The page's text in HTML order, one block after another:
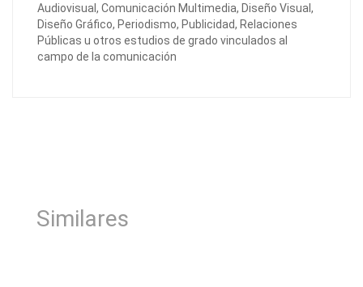
Audiovisual, Comunicación Multimedia, Diseño Visual,
Diseño Gráfico, Periodismo, Publicidad, Relaciones
Públicas u otros estudios de grado vinculados al
campo de la comunicación
Similares